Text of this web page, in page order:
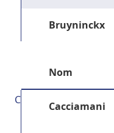
Bruyninckx
Nom
C Cacciamani